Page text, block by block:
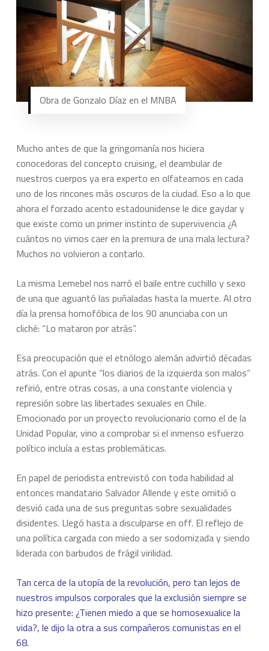
Obra de Gonzalo Díaz en el MNBA
Mucho antes de que la gringomanía nos hiciera
conocedoras del concepto cruising, el deambular de
nuestros cuerpos ya era experto en olfatearnos en cada
uno de los rincones más oscuros de la ciudad. Eso a lo que
ahora el forzado acento estadounidense le dice gaydary
que existe como un primer instinto de supervivencia ¿A
cuántos no vimos caer en la premura de una mala lectura?
Muchos no volvieron a contarlo.
La misma Lemebel nos narró el baile entre cuchillo y sexo
de una que aguantó las puñaladas hasta la muerte. Al otro
día la prensa homofóbica de los 90 anunciaba con un
cliché: “Lo mataron por atrás”.
Esa preocupación que el etnólogo alemán advirtió décadas
atrás. Con el apunte “los diarios de la izquierda son malos”
refirió, entre otras cosas, a una constante violencia y
represión sobre las libertades sexuales en Chile.
Emocionado por un proyecto revolucionario como el de la
Unidad Popular, vino a comprobar si el inmenso esfuerzo
político incluía a estas problemáticas.
En papel de periodista entrevistó con toda habilidad al
entonces mandatario Salvador Allende y este omitió o
desvió cada una de sus preguntas sobre sexualidades
disidentes. Llegó hasta a disculparse en off. El reflejo de
una política cargada con miedo a ser sodomizada y siendo
liderada con barbudos de frágil virilidad.
Tan cerca de la utopía de la revolución, pero tan lejos de
nuestros impulsos corporales que la exclusión siempre se
hizo presente: ¿Tienen miedo a que se homosexualice la
vida?, le dijo la otra a sus compañeros comunistas en el
68.